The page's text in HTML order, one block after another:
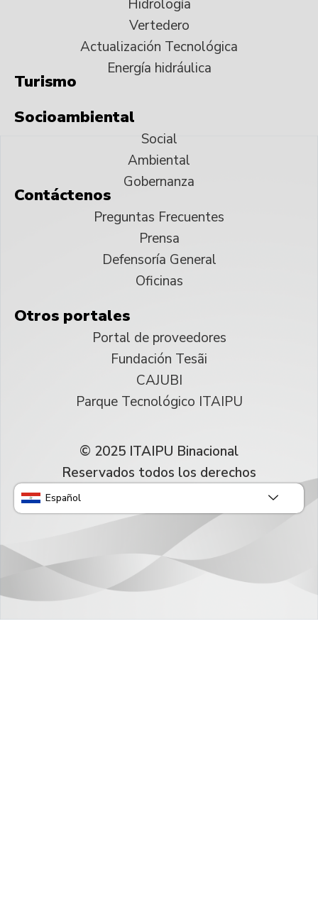
Hidrología
Vertedero
Actualización Tecnológica
Energía hidráulica
Turismo
Socioambiental
Social
Ambiental
Gobernanza
Contáctenos
Preguntas Frecuentes
Prensa
Defensoría General
Oficinas
Otros portales
Portal de proveedores
Fundación Tesãi
CAJUBI
Parque Tecnológico ITAIPU
© 2025 ITAIPU Binacional
Reservados todos los derechos
Español